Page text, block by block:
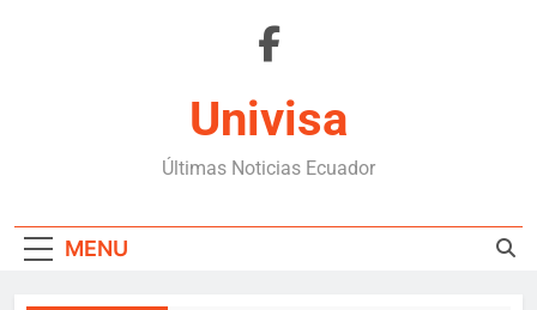
Univisa
Últimas Noticias Ecuador
MENU